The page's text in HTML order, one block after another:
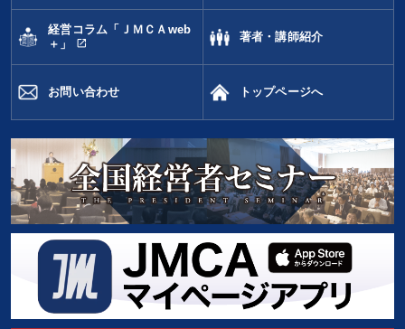
経営コラム「ＪＭＣＡweb
＋」
open_in_new
著者・講師紹介
お問い合わせ トップページへ